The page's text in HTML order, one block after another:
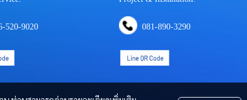
520-9020 081-890-3290